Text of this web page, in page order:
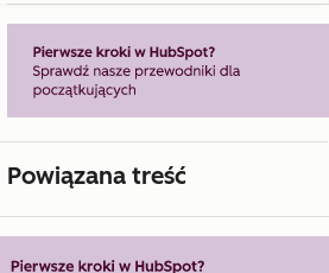
Powiązana treść